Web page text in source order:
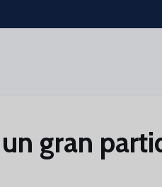
gran